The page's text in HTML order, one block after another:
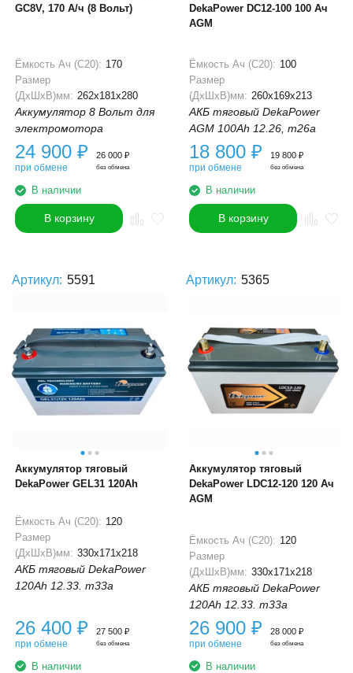
GC8V, 170 А/ч (8 Вольт)
Ёмкость Ач (С20): 170
Размер
(ДхШхВ)мм: 262x181x280
Аккумулятор 8 Вольт для
электромотора
24 900 ₽
при обмене
26 000 ₽
без обмена
В наличии
В корзину
DekaPower DC12-100 100 Ач
AGM
Ёмкость Ач (С20): 100
Размер
(ДхШхВ)мм: 260x169x213
АКБ тяговый DekaPower
AGM 100Ah 12.26, m26a
18 800 ₽
при обмене
19 800 ₽
без обмена
В наличии
В корзину
Артикул: 5591
Аккумулятор тяговый
DekaPower GEL31 120Ah
Ёмкость Ач (С20): 120
Размер
(ДхШхВ)мм: 330x171x218
АКБ тяговый DekaPower
120Ah 12.33. m33a
26 400 ₽
при обмене
27 500 ₽
без обмена
В наличии
Артикул: 5365
Аккумулятор тяговый
DekaPower LDC12-120 120 Ач
AGM
Ёмкость Ач (С20): 120
Размер
(ДхШхВ)мм: 330x171x218
АКБ тяговый DekaPower
120Ah 12.33. m33a
26 900 ₽
при обмене
28 000 ₽
без обмена
В наличии